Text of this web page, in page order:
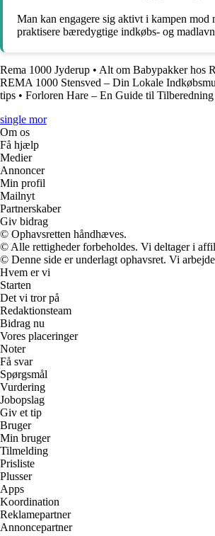
Man kan engagere sig aktivt i kampen mod
praktisere bæredygtige indkøbs- og
Rema 1000 Jyderup • Alt om Babypakker hos
REMA 1000 Stensved – Din Lokale
tips • Forloren Hare – En Guide til
single mor
Om os
Få hjælp
Medier
Annoncer
Min profil
Mailnyt
Partnerskaber
Giv bidrag
© Ophavsretten håndhæves.
© Alle rettigheder forbeholdes. Vi deltager i
© Denne side er underlagt ophavsret. Vi
Hvem er vi
Starten
Det vi tror på
Redaktionsteam
Bidrag nu
Vores placeringer
Noter
Få svar
Spørgsmål
Vurdering
Jobopslag
Giv et tip
Bruger
Min bruger
Tilmelding
Prisliste
Plusser
Apps
Koordination
Reklamepartner
Annoncepartner